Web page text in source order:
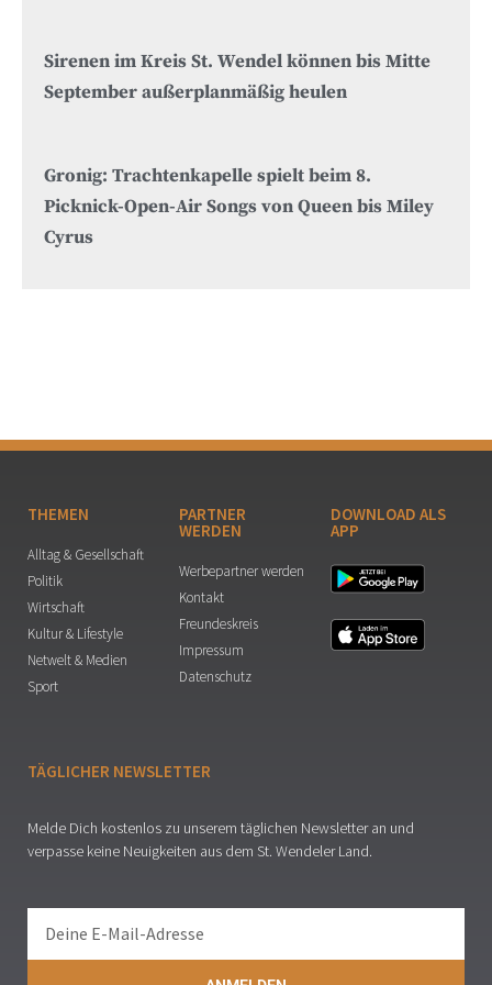
Sirenen im Kreis St. Wendel können bis Mitte
September außerplanmäßig heulen
Gronig: Trachtenkapelle spielt beim 8.
Picknick-Open-Air Songs von Queen bis Miley
Cyrus
THEMEN
Alltag & Gesellschaft
Politik
Wirtschaft
Kultur & Lifestyle
Netwelt & Medien
Sport
PARTNER
WERDEN
Werbepartner werden
Kontakt
Freundeskreis
Impressum
Datenschutz
DOWNLOAD ALS
APP
TÄGLICHER NEWSLETTER
Melde Dich kostenlos zu unserem täglichen Newsletter an und
verpasse keine Neuigkeiten aus dem St. Wendeler Land.